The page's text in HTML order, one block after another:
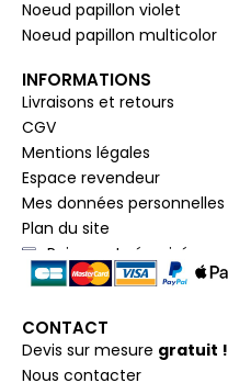
Noeud papillon violet
Noeud papillon multicolor
INFORMATIONS
Livraisons et retours
CGV
Mentions légales
Espace revendeur
Mes données personnelles
Plan du site
Paiement sécurisé
CONTACT
Devis sur mesure gratuit !
Nous contacter